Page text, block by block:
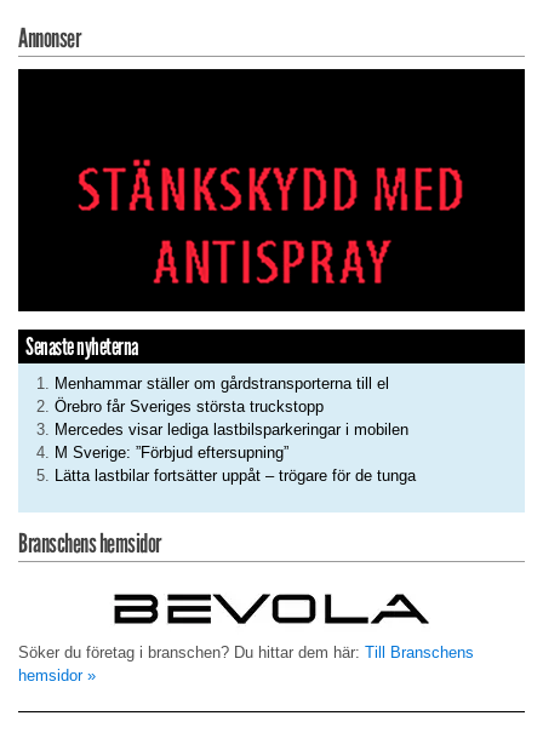
Annonser
Senaste nyheterna
Menhammar ställer om gårdstransporterna till el
Örebro får Sveriges största truckstopp
Mercedes visar lediga lastbilsparkeringar i mobilen
M Sverige: ”Förbjud eftersupning”
Lätta lastbilar fortsätter uppåt – trögare för de tunga
Branschens hemsidor
Söker du företag i branschen? Du hittar dem här: Till Branschens
hemsidor »